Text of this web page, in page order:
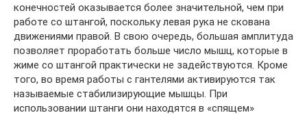
конечностей оказывается более значительной, чем при
работе со штангой, поскольку левая рука не скована
движениями правой. В свою очередь, большая амплитуда
позволяет проработать больше число мышц, которые в
жиме со штангой практически не задействуются. Кроме
того, во время работы с гантелями активируются так
называемые стабилизирующие мышцы. При
использовании штанги они находятся в «спящем»